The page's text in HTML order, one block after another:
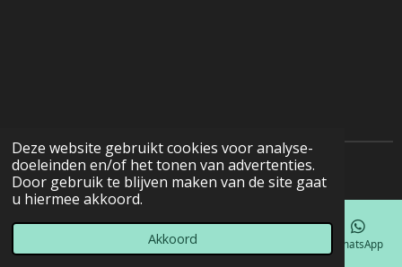
Deze website gebruikt cookies voor analyse-
doeleinden en/of het tonen van advertenties.
Door gebruik te blijven maken van de site gaat
u hiermee akkoord.
Akkoord
© 2022 - 2026 Natuurfotografie
Telefoonnummer WhatsApp